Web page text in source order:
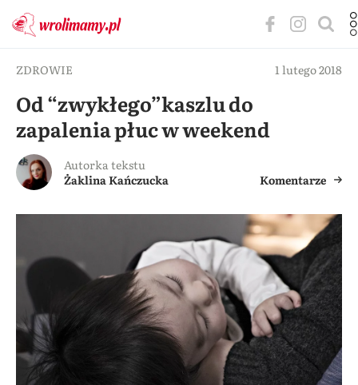
ZDROWIE 1 lutego 2018
Od “zwykłego”kaszlu do
zapalenia płuc w weekend
Autorka tekstu
Żaklina Kańczucka
Komentarze